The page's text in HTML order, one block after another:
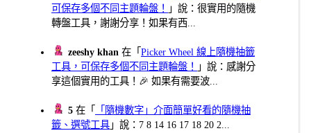
可保存多個不同主題輪盤！
」說：很實用的隨機
轉盤工具，謝謝分享！如果有西...
zeeshy khan 在「Picker Wheel 線上隨機抽籤
工具，可保存多個不同主題輪盤！
」說：感謝分
享這個實用的工具！🎉 如果有需要波...
5 在「
「隨機數字」介面簡單好看的隨機抽
籤、選號工具 」說：7 8 14 16 17 18 20 2...